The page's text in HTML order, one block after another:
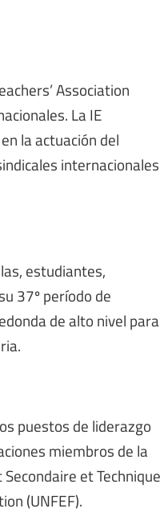
Association
La IE
la actuación del
internacionales
estudiantes,
37º período de
de alto nivel para
puestos de liderazgo
miembros de la
et Technique
(UNFEF).